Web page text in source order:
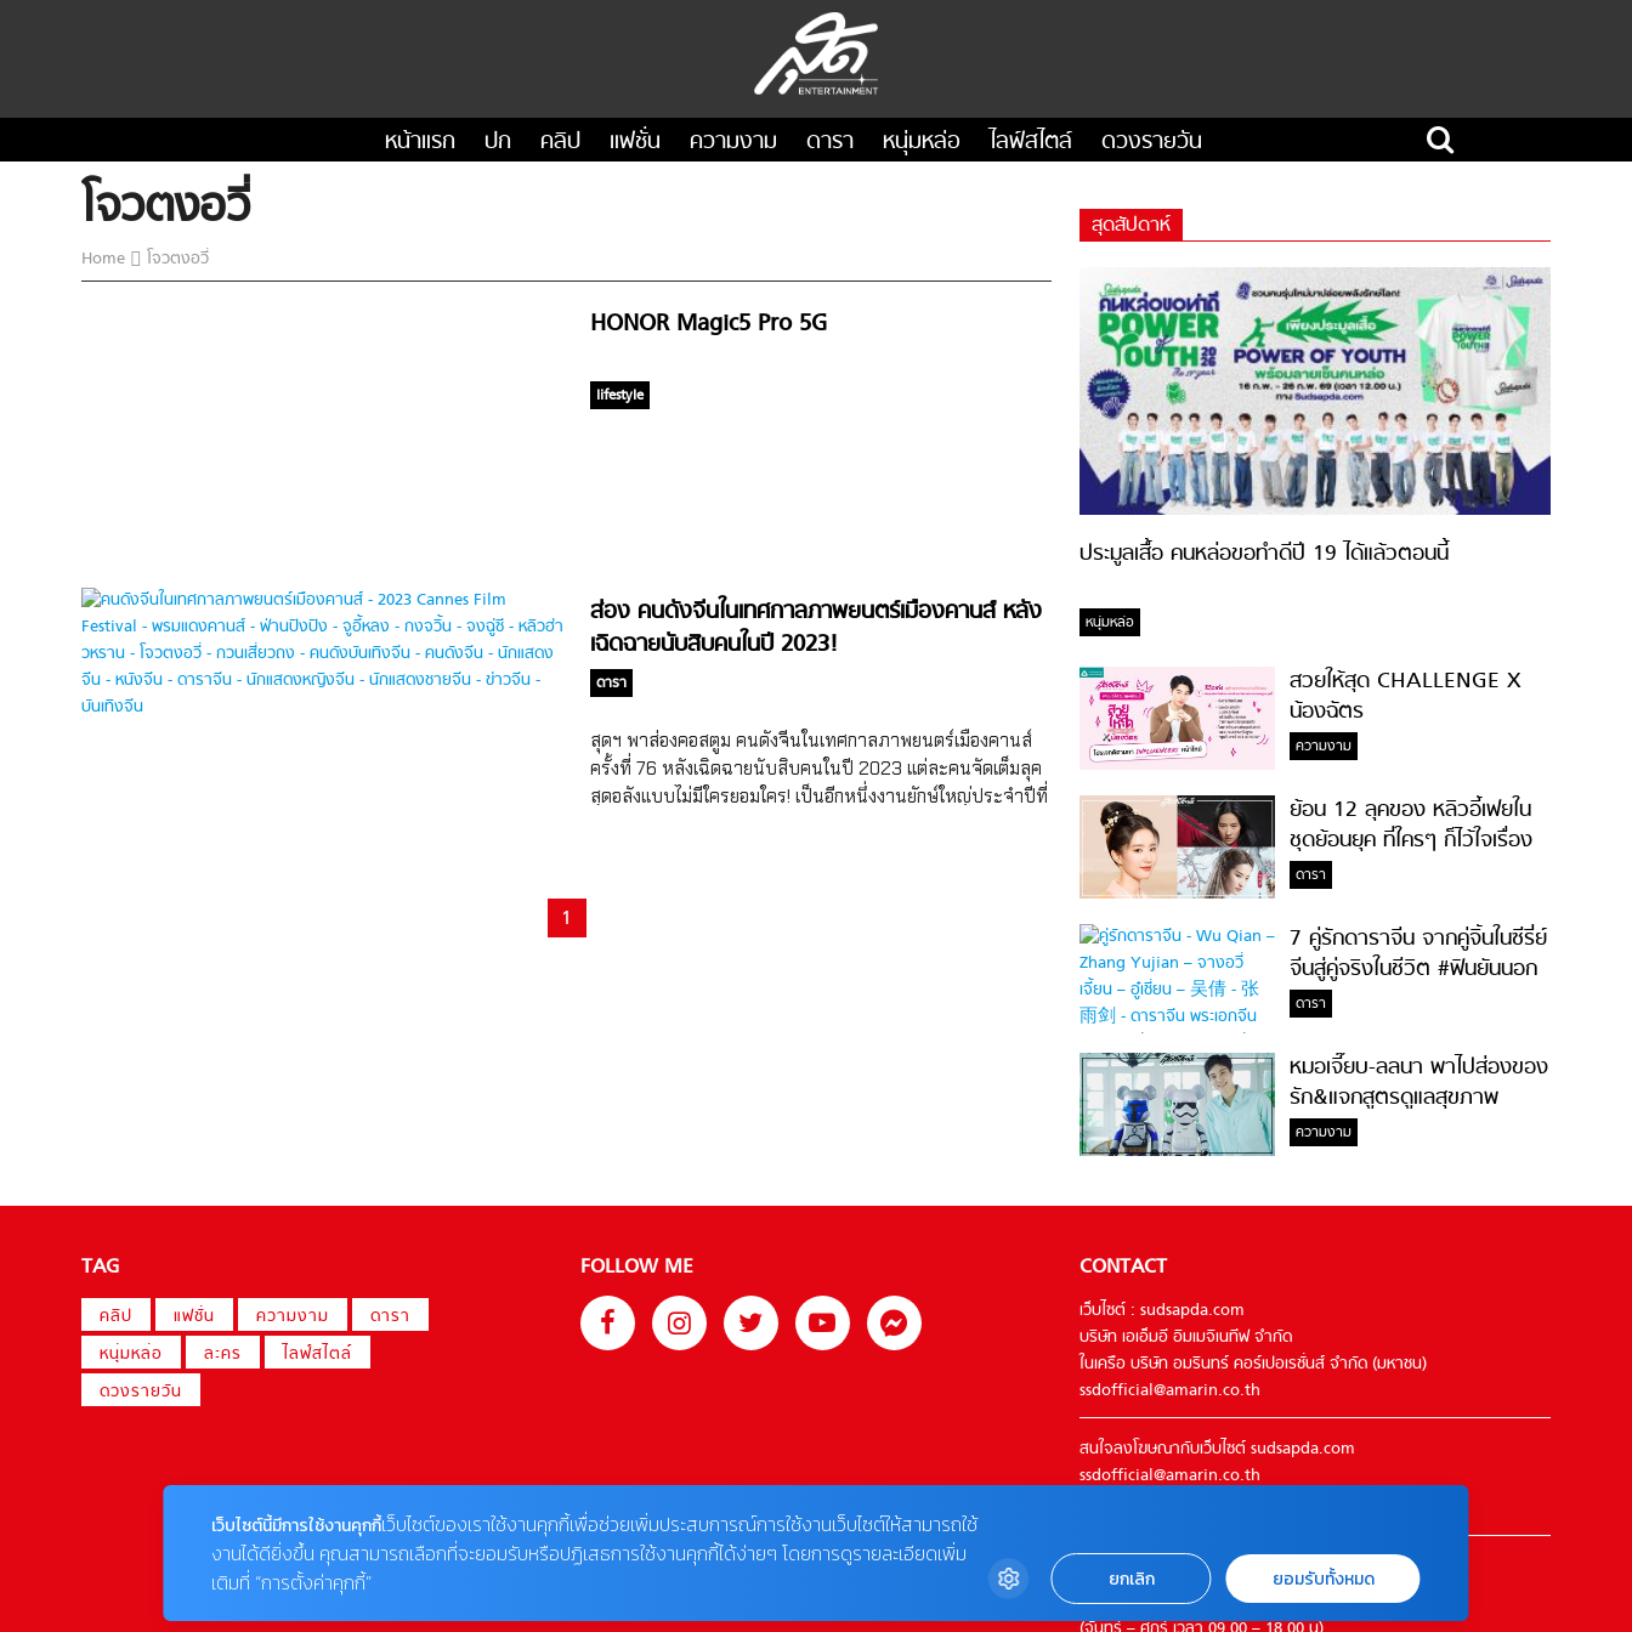
หน้าแรก ปก คลิป แฟชั่น ความงาม ดารา หนุ่มหล่อ ไลฟ์สไตล์ ดวงรายวัน
โจวตงอวี่
Home โจวตงอวี่
HONOR Magic5 Pro 5G
lifestyle
ส่อง คนดังจีนในเทศกาลภาพยนตร์เมืองคานส์ หลัง
เฉิดฉายนับสิบคนในปี 2023!
ดารา
สุดฯ พาส่องคอสตูม คนดังจีนในเทศกาลภาพยนตร์เมืองคานส์
ครั้งที่ 76 หลังเฉิดฉายนับสิบคนในปี 2023 แต่ละคนจัดเต็มลุค
สุดอลังแบบไม่มีใครยอมใคร! เป็นอีกหนึ่งงานยักษ์ใหญ่ประจำปีที่
1
สุดสัปดาห์
ประมูลเสื้อ คนหล่อขอทำดีปี 19 ได้แล้วตอนนี้
หนุ่มหล่อ
สวยให้สุด CHALLENGE X
น้องฉัตร
ความงาม
ย้อน 12 ลุคของ หลิวอี้เฟยใน
ชุดย้อนยุค ที่ใครๆ ก็ไว้ใจเรื่อง
ความสวย!
ดารา
7 คู่รักดาราจีน จากคู่จิ้นในซีรี่ย์
จีนสู่คู่จริงในชีวิต #ฟินยันนอก
จอ
ดารา
หมอเจี๊ยบ-ลลนา พาไปส่องของ
รัก&แจกสูตรดูแลสุขภาพ
#ล้างจมูกไม่ยากจะสอนให้
ความงาม
TAG
คลิป แฟชั่น ความงาม
ดารา
หนุ่มหล่อ
ละคร
ไลฟ์สไตล์
ดวงรายวัน
FOLLOW ME CONTACT
เว็บไซต์ : sudsapda.com
บริษัท เอเอ็มอี อิมเมจิเนทีฟ จำกัด
ในเครือ บริษัท อมรินทร์ คอร์เปอเรชั่นส์ จำกัด (มหาชน)
ssdofficial@amarin.co.th
สนใจลงโฆษณากับเว็บไซต์ sudsapda.com
ssdofficial@amarin.co.th
ติดต่อแจ้งปัญหาหรือร้องเรียน
02-422-9999 ต่อ 4180
เว็บไซต์นี้มีการใช้งานคุกกี้เว็บไซต์ของเราใช้งานคุกกี้เพื่อช่วยเพิ่มประสบการณ์การใช้งานเว็บไซต์ให้สามารถใช้
งานได้ดียิ่งขึ้น คุณสามารถเลือกที่จะยอมรับหรือปฏิเสธการใช้งานคุกกี้ได้ง่ายๆ โดยการดูรายละเอียดเพิ่ม
เติมที่ “การตั้งค่าคุกกี้”
ยกเลิก ยอมรับทั้งหมด